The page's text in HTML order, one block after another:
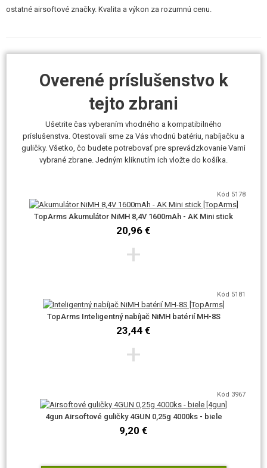
ostatné airsoftové značky. Kvalita a výkon za rozumnú cenu.
Overené príslušenstvo k
tejto zbrani
Ušetrite čas vyberaním vhodného a kompatibilného
príslušenstva. Otestovali sme za Vás vhodnú batériu, nabíjačku a
guličky. Všetko, čo budete potrebovať pre sprevádzkovanie Vami
vybrané zbrane. Jedným kliknutím ich vložte do košíka.
Kód 5178
TopArms Akumulátor NiMH 8,4V 1600mAh - AK Mini stick
20,96 €
+
Kód 5181
TopArms Inteligentný nabíjač NiMH batérií MH-8S
23,44 €
+
Kód 3967
4gun Airsoftové guličky 4GUN 0,25g 4000ks - biele
9,20 €